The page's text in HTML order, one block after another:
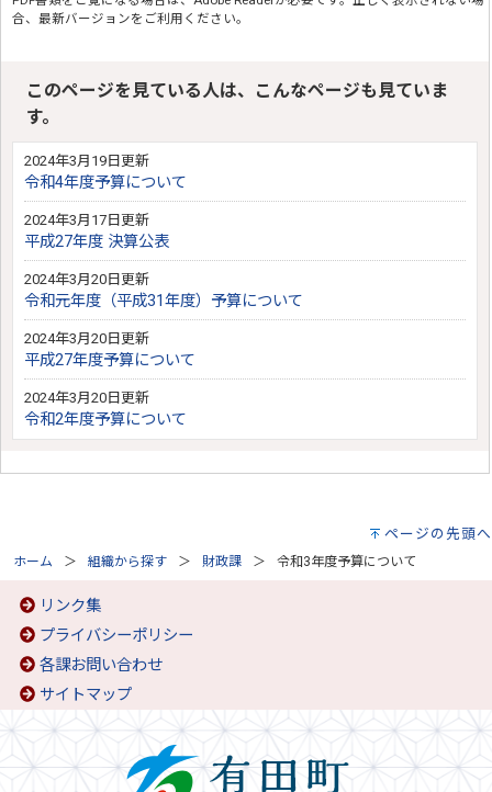
合、最新バージョンをご利用ください。
このページを見ている人は、こんなページも見ていま
す。
2024年3月19日更新
令和4年度予算について
2024年3月17日更新
平成27年度 決算公表
2024年3月20日更新
令和元年度（平成31年度）予算について
2024年3月20日更新
平成27年度予算について
2024年3月20日更新
令和2年度予算について
ページの先頭へ
ホーム 組織から探す 財政課 令和3年度予算について
リンク集
プライバシーポリシー
各課お問い合わせ
サイトマップ